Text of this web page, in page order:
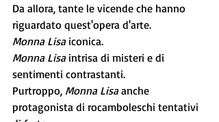
Da allora, tante le vicende che hanno
riguardato quest'opera d'arte.
Monna Lisa iconica.
Monna Lisa intrisa di misteri e di
sentimenti contrastanti.
Purtroppo, Monna Lisa anche
protagonista di rocamboleschi tentativi